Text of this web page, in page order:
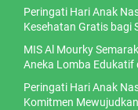
Peringati Hari Anak
Kesehatan Gratis bagi
MIS Al Mourky
Aneka Lomba Edukatif
Peringati Hari Anak
Komitmen